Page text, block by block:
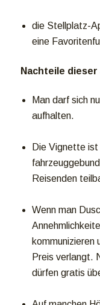
die Stellplatz-
eine
Nachteile
Man darf sich
aufhalten.
Die Vignette
Reisenden
Wenn man
kommunizieren
Preis verlangt.
dürfen gratis